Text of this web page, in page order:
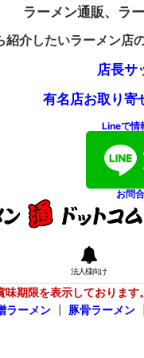
ラーメン通販、ラ
紹介したいラーメン店
店長サ
有名店お取り寄
Lineで情
お問
法人様向け
期限を表示しておりま
ラーメン 豚骨ラーメン